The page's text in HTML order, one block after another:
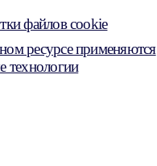
файлов cookie
ресурсе применяются
технологии